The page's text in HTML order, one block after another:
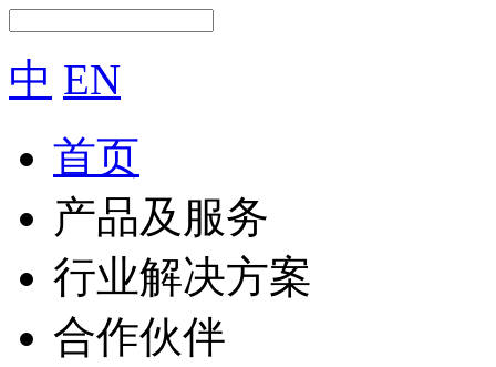
中 EN
首页
产品及服务
行业解决方案
合作伙伴